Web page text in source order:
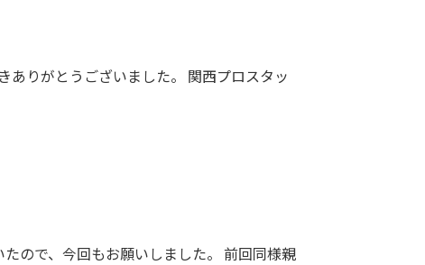
ありがとうございました。 関西プロスタッ
ので、今回もお願いしました。 前回同様親